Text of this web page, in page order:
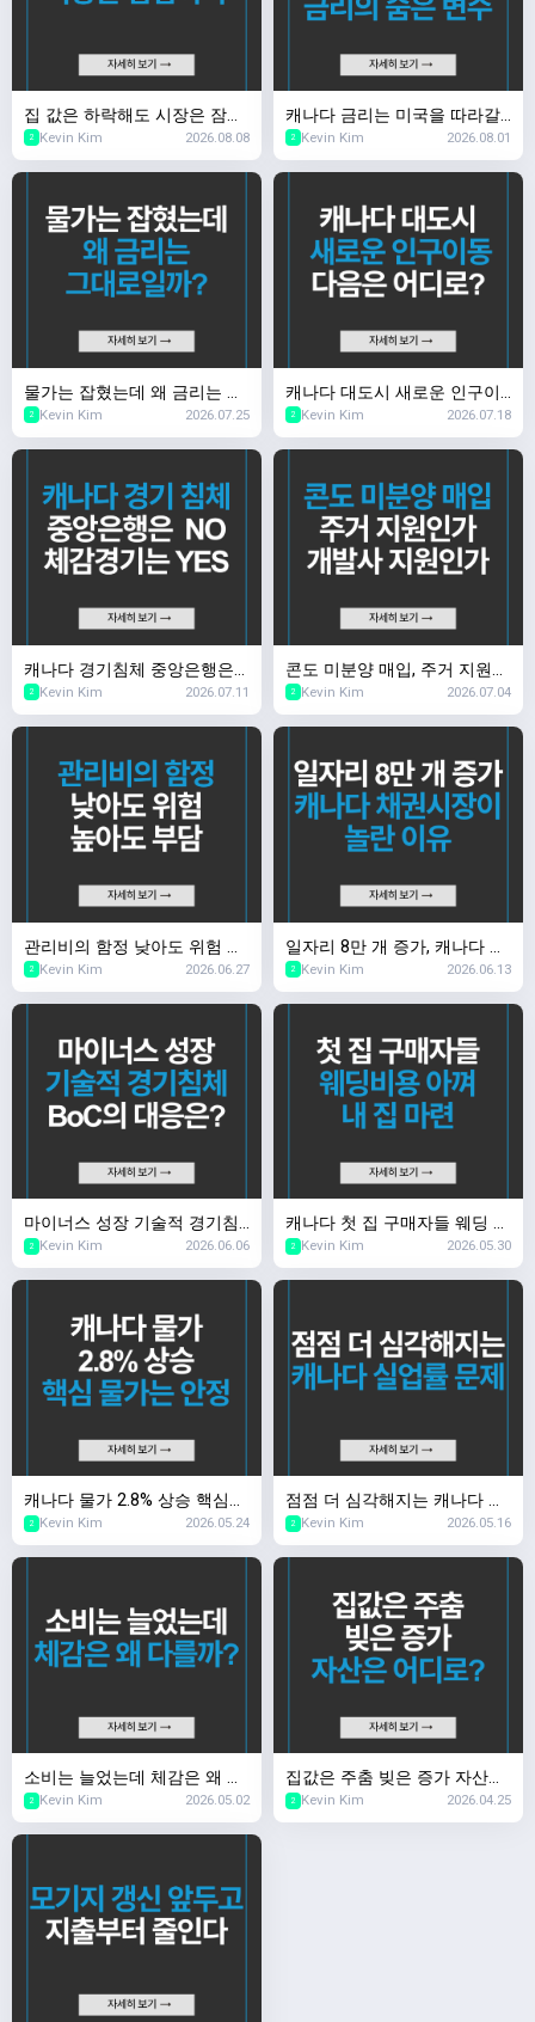
집 값은 하락해도 시장은 잠잠
하다
2 Kevin Kim 2026.08.08
캐나다 금리는 미국을 따라갈
까? 금리의 숨은 변수
2 Kevin Kim 2026.08.01
물가는 잡혔는데 왜 금리는 그
대로일까?
2 Kevin Kim 2026.07.25
캐나다 대도시 새로운 인구이
동 다음은 어디로?
2 Kevin Kim 2026.07.18
캐나다 경기침체 중앙은행은
NO, 체감 경기는 YES
2 Kevin Kim 2026.07.11
콘도 미분양 매입, 주거 지원인
가 개발사 지원인가
2 Kevin Kim 2026.07.04
관리비의 함정 낮아도 위험 높
아도 부담
2 Kevin Kim 2026.06.27
일자리 8만 개 증가, 캐나다 채
권시장이 놀란 이유
2 Kevin Kim 2026.06.13
마이너스 성장 기술적 경기침
체, BoC의 대응은?
2 Kevin Kim 2026.06.06
캐나다 첫 집 구매자들 웨딩 비
용 아껴 내 집 마련
2 Kevin Kim 2026.05.30
캐나다 물가 2.8% 상승 핵심
물가는 안정
2 Kevin Kim 2026.05.24
점점 더 심각해지는 캐나다 실
업률 문제
2 Kevin Kim 2026.05.16
소비는 늘었는데 체감은 왜 다
를까?
2 Kevin Kim 2026.05.02
집값은 주춤 빚은 증가 자산은
어디로?
2 Kevin Kim 2026.04.25